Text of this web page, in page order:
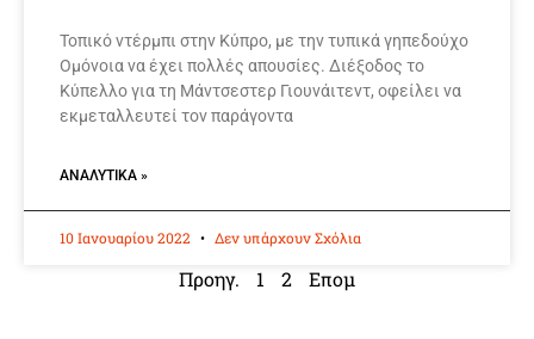
Τοπικό ντέρμπι στην Κύπρο, με την τυπικά γηπεδούχο
Ομόνοια να έχει πολλές απουσίες. Διέξοδος το
Κύπελλο για τη Μάντσεστερ Γιουνάιτεντ, οφείλει να
εκμεταλλευτεί τον παράγοντα
ΑΝΑΛΥΤΙΚΆ »
10 Ιανουαρίου 2022 Δεν υπάρχουν Σχόλια
Προηγ. 1 2 Επομ